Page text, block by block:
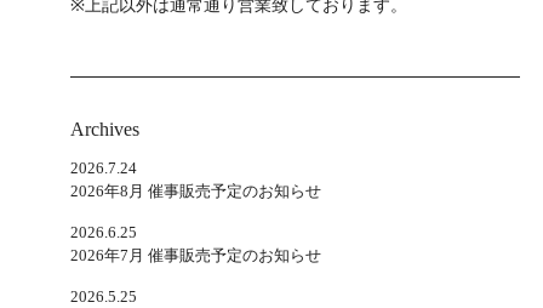
※上記以外は通常通り営業致しております。
Archives
2026.7.24
2026年8月 催事販売予定のお知らせ
2026.6.25
2026年7月 催事販売予定のお知らせ
2026.5.25